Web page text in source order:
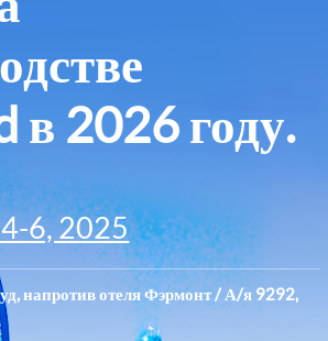
в 2026 году.
6, 2025
напротив отеля Фэрмонт / А/я 9292,